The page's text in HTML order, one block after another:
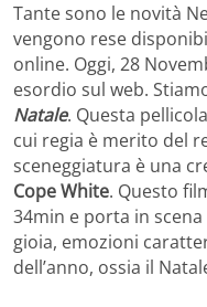
Tante sono le novità
vengono rese
online. Oggi, 28
esordio sul web.
Natale. Questa
cui regia è merito del
sceneggiatura è una
Cope White. Questo
34min e porta in
gioia, emozioni
dell’anno, ossia il